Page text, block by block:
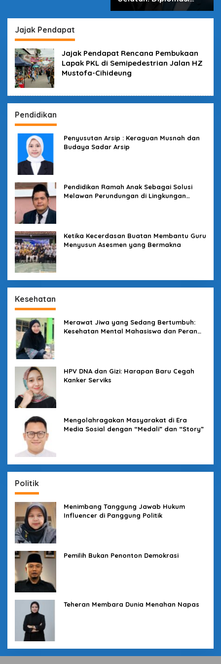
Jajak Pendapat
Jajak Pendapat Rencana Pembukaan
Lapak PKL di Semipedestrian Jalan HZ
Mustofa-Cihideung
Pendidikan
Penyusutan Arsip : Keraguan Musnah dan
Budaya Sadar Arsip
Pendidikan Ramah Anak Sebagai Solusi
Melawan Perundungan di Lingkungan
Ketika Kecerdasan Buatan Membantu Guru
Menyusun Asesmen yang Bermakna
Kesehatan
Merawat Jiwa yang Sedang Bertumbuh:
Kesehatan Mental Mahasiswa dan Peran
HPV DNA dan Gizi: Harapan Baru Cegah
Kanker Serviks
Mengolahragakan Masyarakat di Era
Media Sosial dengan “Medali” dan “Story”
Politik
Menimbang Tanggung Jawab Hukum
Influencer di Panggung Politik
Pemilih Bukan Penonton Demokrasi
Teheran Membara Dunia Menahan Napas